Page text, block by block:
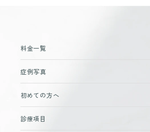
料金一覧
症例写真
初めての方へ
診療項目